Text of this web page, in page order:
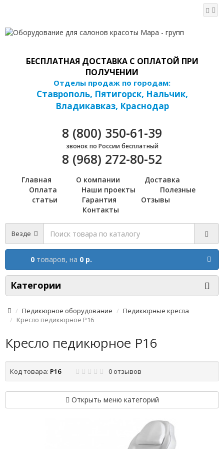
БЕСПЛАТНАЯ ДОСТАВКА С ОПЛАТОЙ ПРИ
ПОЛУЧЕНИИ
Отделы продаж по городам:
Ставрополь, Пятигорск, Нальчик,
Владикавказ, Краснодар
8 (800) 350-61-39
звонок по России бесплатный
8 (968) 272-80-52
Главная О компании
Доставка
Оплата
Наши проекты
Полезные
статьи
Гарантия
Отзывы
Контакты
Везде
0 товаров, на 0 р.
Категории
Педикюрное оборудование
Педикюрные кресла
Кресло педикюрное Р16
Кресло педикюрное Р16
Код товара: Р16 0 отзывов
Открыть меню категорий